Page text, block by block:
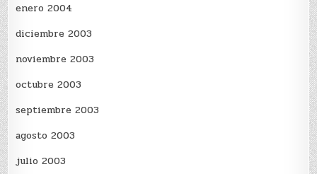
enero 2004
diciembre 2003
noviembre 2003
octubre 2003
septiembre 2003
agosto 2003
julio 2003